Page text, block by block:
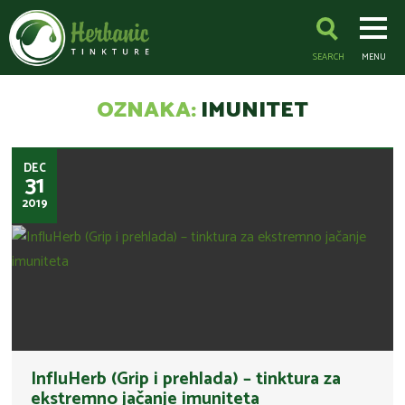
SEARCH MENU
OZNAKA:IMUNITET
DEC
31
2019
InfluHerb (Grip i prehlada) – tinktura za